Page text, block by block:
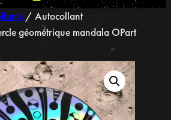
/ Autocollant
géométrique mandala OPart